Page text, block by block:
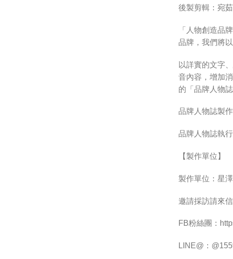
後製剪輯：宛茹
「人物創造品
品牌，我們將
以詳實的文字
音內容，增加
的「品牌人物
品牌人物誌製
品牌人物誌執
【製作單位】
製作單位：星
邀請採訪請來信
FB粉絲團：
LINE@：